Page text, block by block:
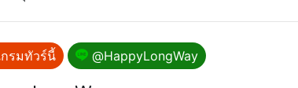
รมทัวร์นี้ @HappyLongWay